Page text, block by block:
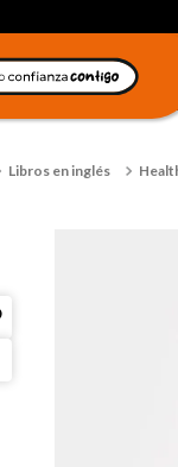
Libros en inglés